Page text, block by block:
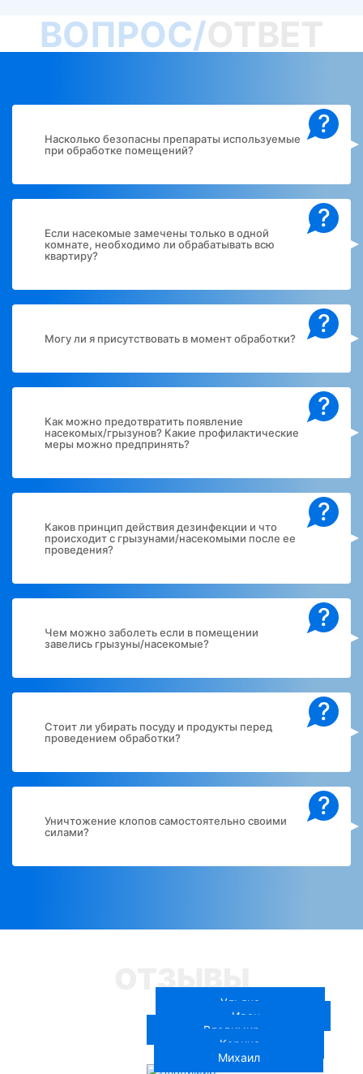
ВОПРОС/
?
Насколько безопасны препараты используемые
при обработке помещений?
?
Если насекомые замечены только в одной
комнате, необходимо ли обрабатывать всю
квартиру?
?
Могу ли я присутствовать в момент обработки?
?
Как можно предотвратить появление
насекомых/грызунов? Какие профилактические
меры можно предпринять?
?
Каков принцип действия дезинфекции и что
происходит с грызунами/насекомыми после ее
проведения?
?
Чем можно заболеть если в помещении
завелись грызуны/насекомые?
?
Стоит ли убирать посуду и продукты перед
проведением обработки?
?
Уничтожение клопов самостоятельно своими
силами?
ОТЗЫВЫ
Ульяна
Иван
Владимир
Карина
Михаил